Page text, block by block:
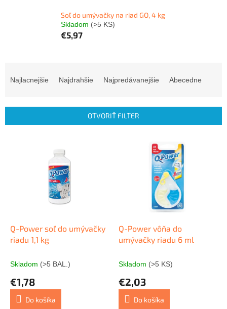
Soľ do umývačky na riad GO, 4 kg
Skladom (>5 KS)
€5,97
i
Najlacnejšie Najdrahšie Najpredávanejšie Abecedne
OTVORIŤ FILTER
Q-Power soľ do umývačky
riadu 1,1 kg
Skladom (>5 BAL.)
€1,78
Do košíka
Q-Power vôňa do
umývačky riadu 6 ml
Skladom (>5 KS)
€2,03
Do košíka